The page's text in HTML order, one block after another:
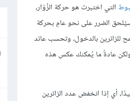
التي اختبرت هو حركة الزُوّار،
الضرر على نحو عامٍ بحركة
للزائرين بالدخول، وتحسب عائد
عادةً ما يُمكنك عكس هذه
أي إذا انخفض عدد الزائرين